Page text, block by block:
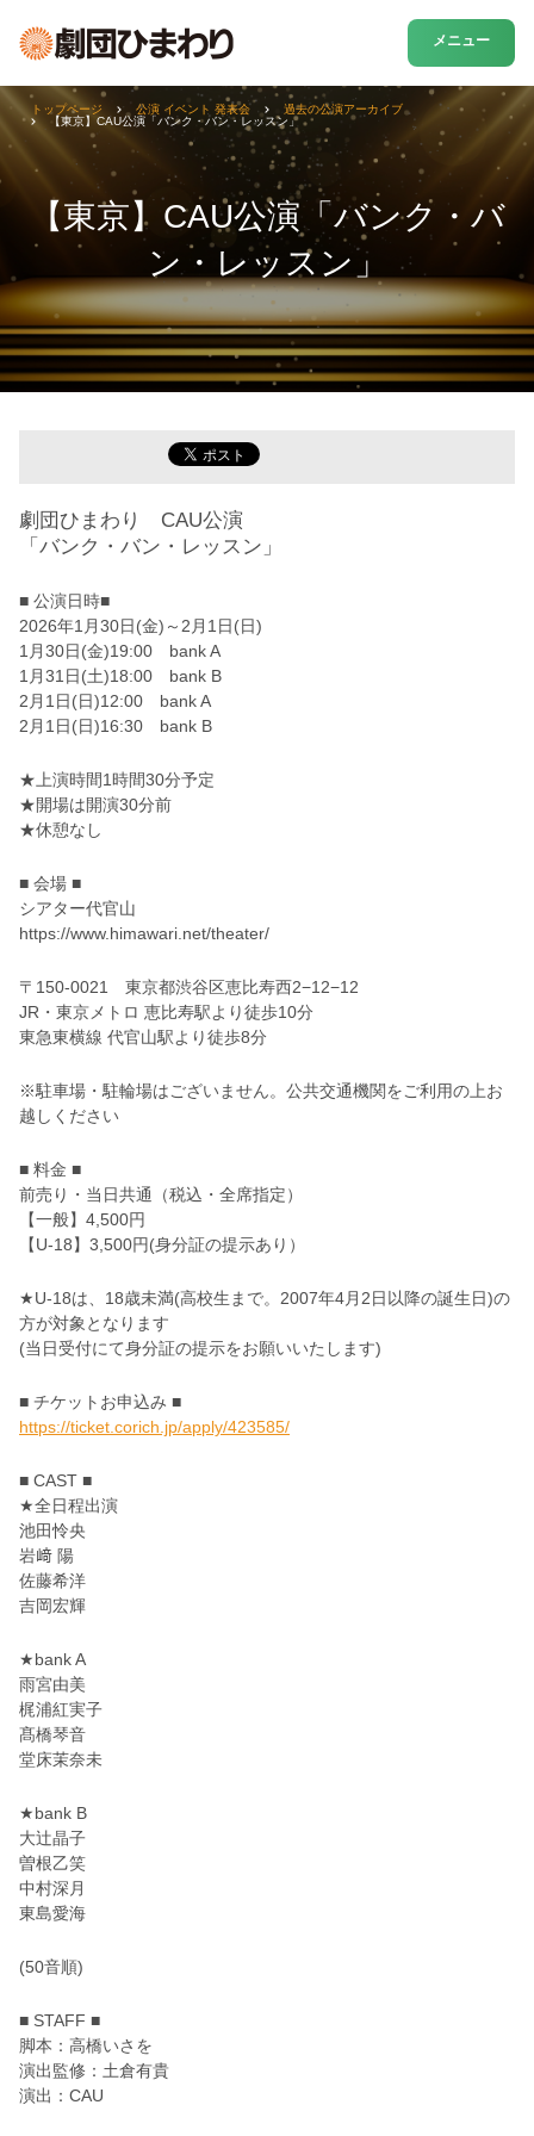
メニュー
【東京】CAU公演「バンク・バ
ン・レッスン」
トップページ 公演 イベント 発表会
過去の公演アーカイブ
【東京】CAU公演「バンク・バン・レッスン」
劇団ひまわり CAU公演
「バンク・バン・レッスン」
■ 公演日時■
2026年1月30日(金)～2月1日(日)
1月30日(金)19:00 bank A
1月31日(土)18:00 bank B
2月1日(日)12:00 bank A
2月1日(日)16:30 bank B
★上演時間1時間30分予定
★開場は開演30分前
★休憩なし
■ 会場 ■
シアター代官山
https://www.himawari.net/theater/
〒150-0021 東京都渋谷区恵比寿西2−12−12
JR・東京メトロ 恵比寿駅より徒歩10分
東急東横線 代官山駅より徒歩8分
※駐車場・駐輪場はございません。公共交通機関をご利用の上お
越しください
■ 料金 ■
前売り・当日共通（税込・全席指定）
【一般】4,500円
【U-18】3,500円(身分証の提示あり）
★U-18は、18歳未満(高校生まで。2007年4月2日以降の誕生日)の
方が対象となります
(当日受付にて身分証の提示をお願いいたします)
■ チケットお申込み ■
https://ticket.corich.jp/apply/423585/
■ CAST ■
★全日程出演
池田怜央
岩﨑 陽
佐藤希洋
吉岡宏輝
★bank A
雨宮由美
梶浦紅実子
髙橋琴音
堂床茉奈未
★bank B
大辻晶子
曽根乙笑
中村深月
東島愛海
(50音順)
■ STAFF ■
脚本：高橋いさを
演出監修：土倉有貴
演出：CAU